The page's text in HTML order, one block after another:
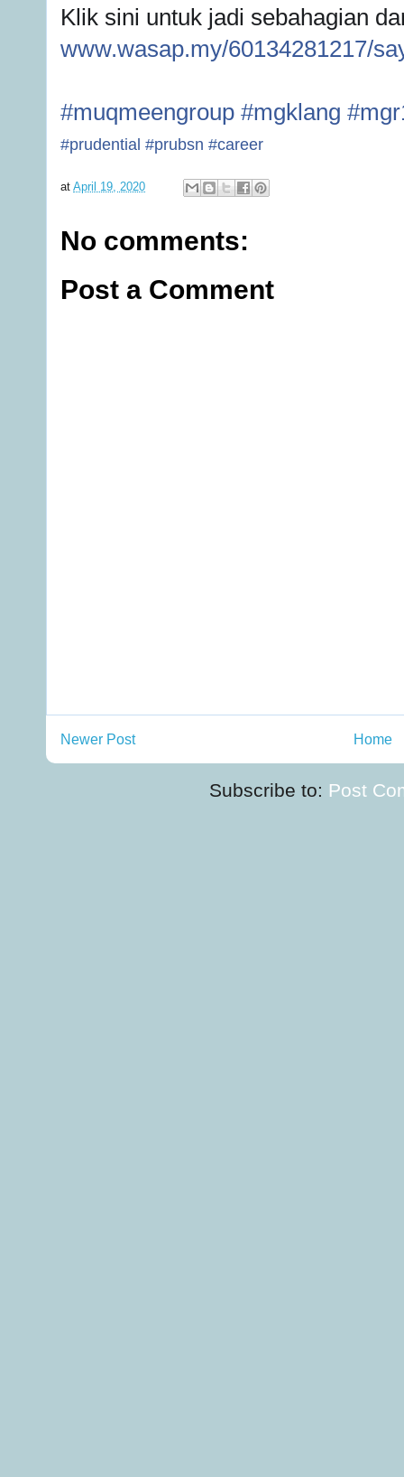
Klik sini untuk jadi sebahagian
www.wasap.my/60134281217/
#muqmeengroup #mgklang #
#prudential #prubsn #career
at April 19, 2020
No comments:
Post a Comment
Newer Post Home
Subscribe to: Post